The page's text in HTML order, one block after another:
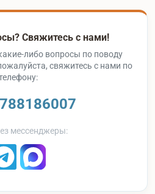
Свяжитесь с нами!
либо вопросы по поводу
свяжитесь с нами по
мессенджеры: